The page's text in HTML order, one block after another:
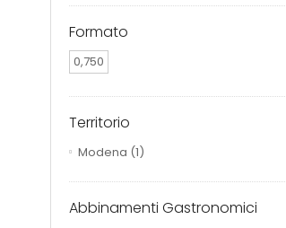
Formato
0,750
Territorio
Modena (1)
Abbinamenti Gastronomici